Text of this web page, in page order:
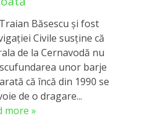
Băsescu și fost
Civile susține că
de la Cernavodă nu
unor barje
că încă din 1990 se
de o dragare...
more »